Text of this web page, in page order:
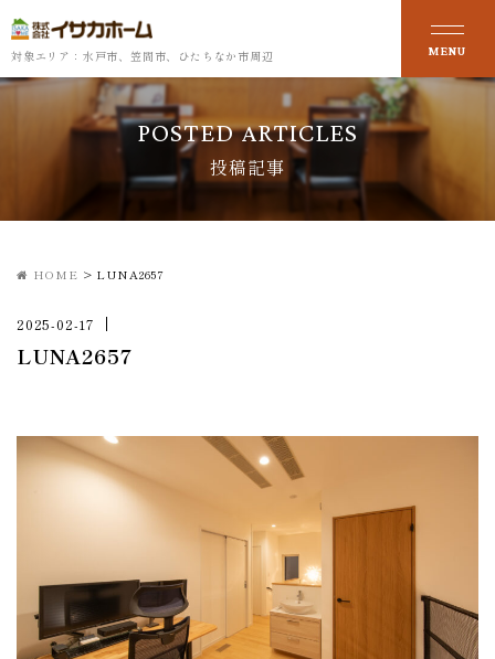
対象エリア：水戸市、笠間市、ひたちなか市周辺
POSTED ARTICLES
投稿記事
HOME > LUNA2657
2025-02-17
LUNA2657